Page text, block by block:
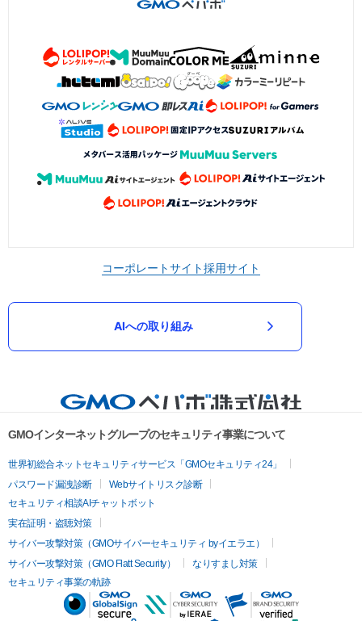
コーポレートサイト採用サイト
AIへの取り組み
GMOインターネットグループのセキュリティ事業について
世界初総合ネットセキュリティサービス「GMOセキュリティ24」
パスワード漏洩診断
Webサイトリスク診断
セキュリティ相談AIチャットボット
実在証明・盗聴対策
サイバー攻撃対策（GMOサイバーセキュリティ byイエラエ）
サイバー攻撃対策（GMO Flatt Security）
なりすまし対策
セキュリティ事業の軌跡